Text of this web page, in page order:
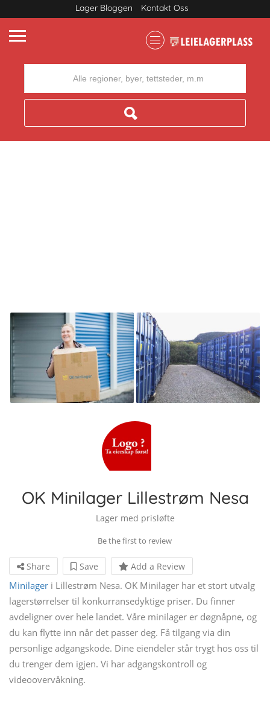
Lager Bloggen Kontakt Oss
OK Minilager Lillestrøm Nesa
Lager med prisløfte
Be the first to review
Share Save Add a Review
Minilager i Lillestrøm Nesa. OK Minilager har et stort utvalg
lagerstørrelser til konkurransedyktige priser. Du finner
avdeligner over hele landet. Våre minilager er døgnåpne, og
du kan flytte inn når det passer deg. Få tilgang via din
personlige adgangskode. Dine eiendeler står trygt hos oss til
du trenger dem igjen. Vi har adgangskontroll og
videoovervåkning.